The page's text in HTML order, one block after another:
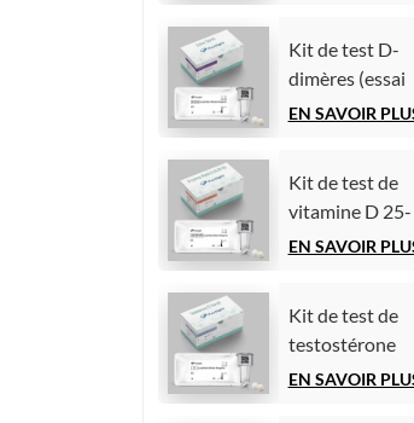
(Immunoessai
par
Kit de test D-
dimères (essai
homogène)
EN SAVOIR
Kit de test de
vitamine D 25-
hydroxy (essai
homogène))
EN SAVOIR
Kit de test de
testostérone
(essai
EN SAVOIR